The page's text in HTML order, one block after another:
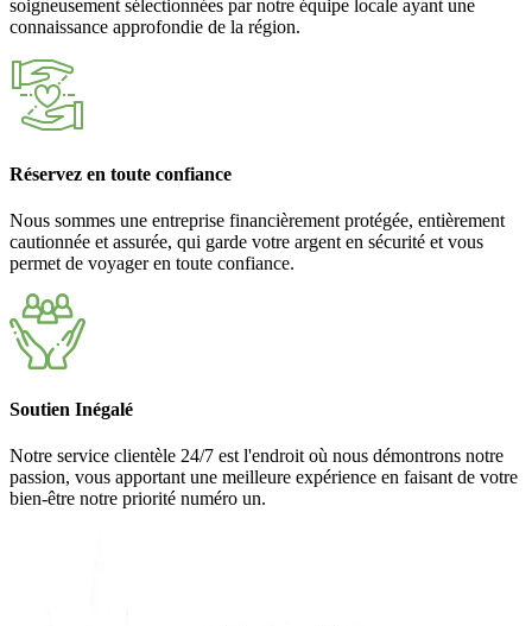
soigneusement sélectionnées par notre équipe locale ayant une
connaissance approfondie de la région.
Réservez en toute confiance
Nous sommes une entreprise financièrement protégée, entièrement
cautionnée et assurée, qui garde votre argent en sécurité et vous
permet de voyager en toute confiance.
Soutien Inégalé
Notre service clientèle 24/7 est l'endroit où nous démontrons notre
passion, vous apportant une meilleure expérience en faisant de votre
bien-être notre priorité numéro un.